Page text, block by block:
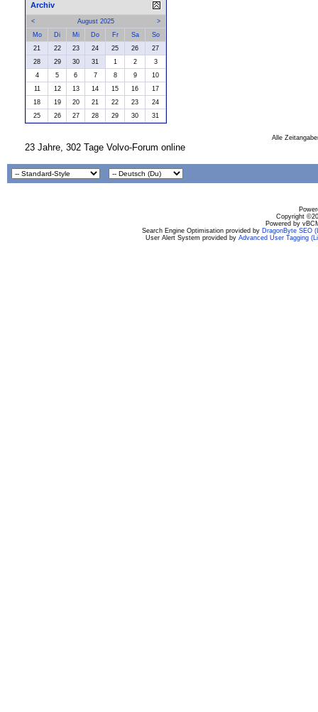
Archiv
< >
August 2025
Mo
Di Mi Do Fr Sa
So
21
22 23 24 25 26
27
28
29 30 31 1 2
3
4
5 6 7 8 9
10
11
12 13 14 15 16
17
18
19 20 21 22 23
24
25
26 27 28 29 30 31
Alle
23 Jahre, 302 Tage Volvo-Forum online
Copyright
Powered by
Search Engine Optimisation provided by DragonByte SEO
User Alert System provided by Advanced User Tagging